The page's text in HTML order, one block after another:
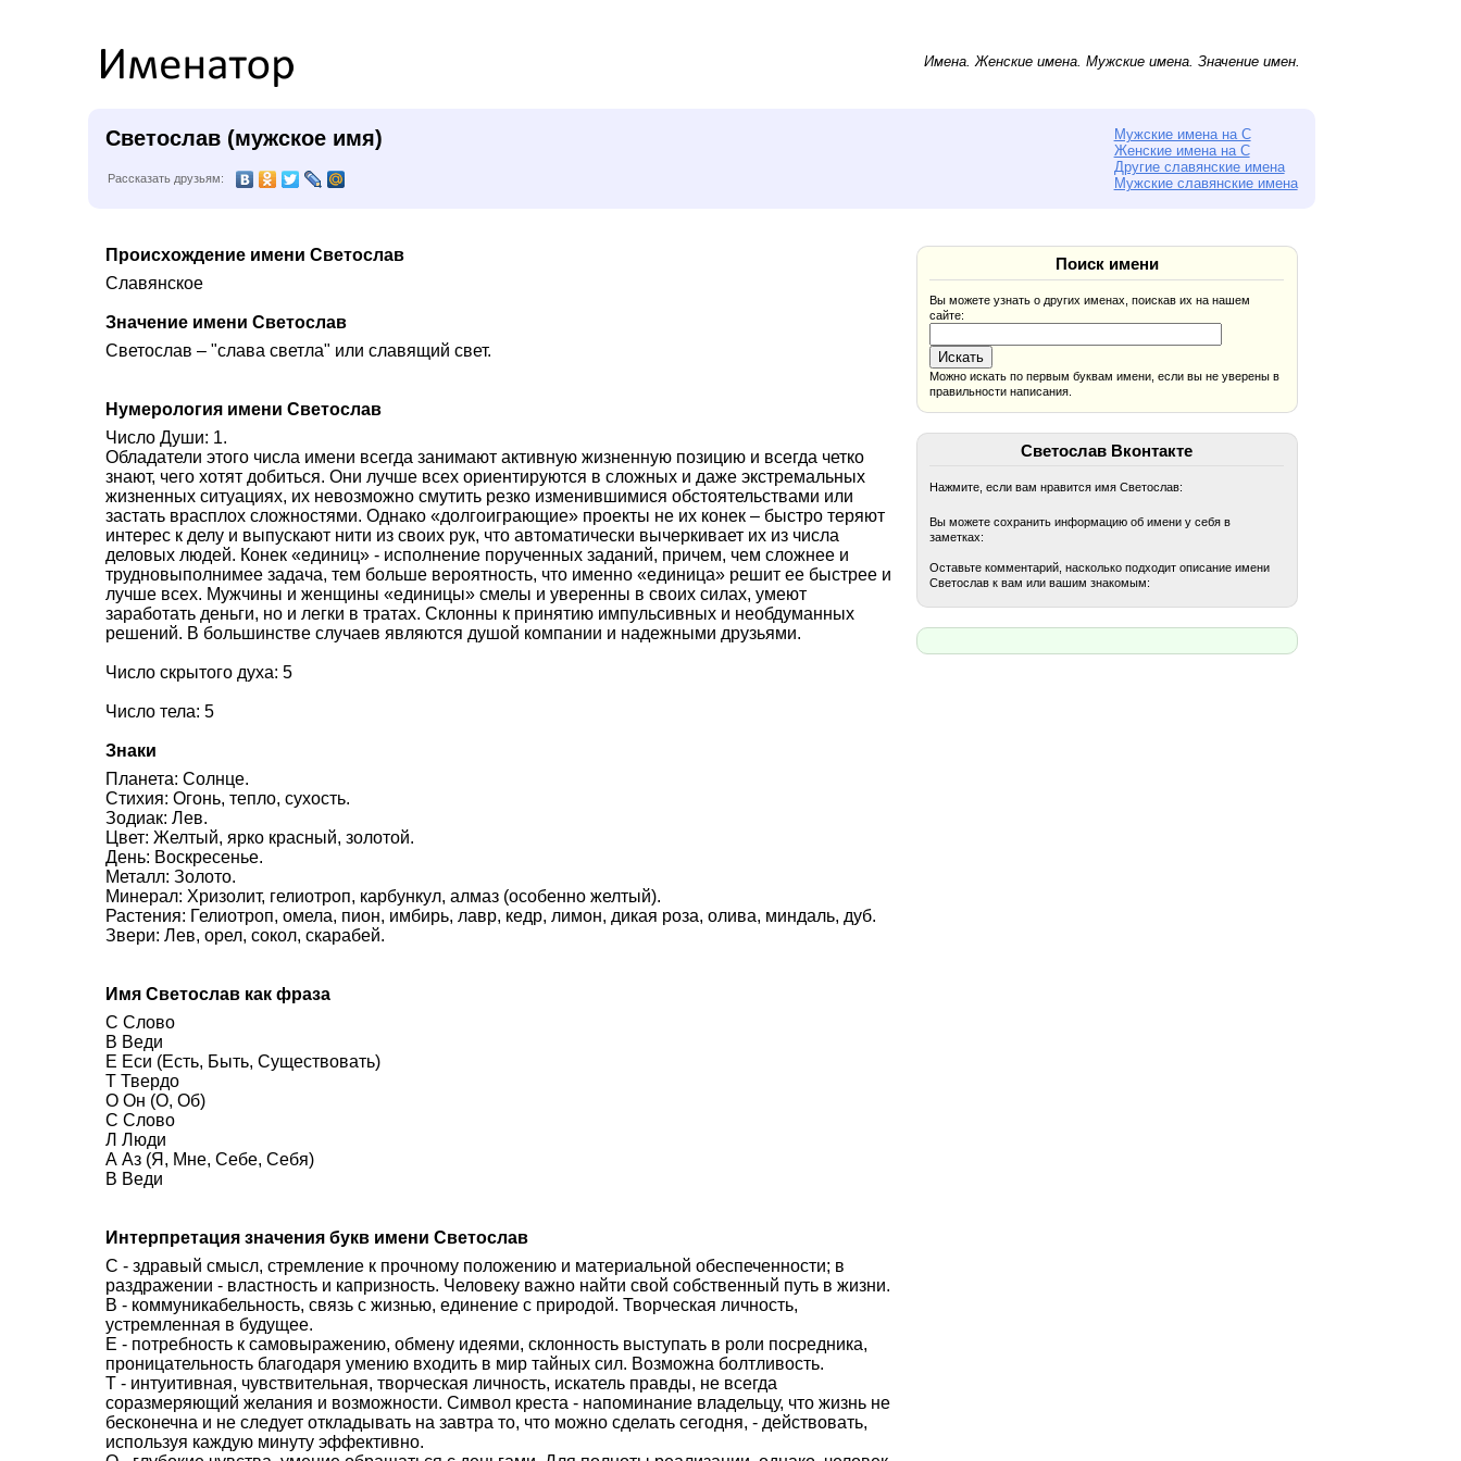
Имена.Женские имена.Мужские имена. Значение имен.
Светослав (мужское имя)
Мужские имена на С
Женские имена на С
Другие славянские имена
Мужские славянские имена
Рассказать друзьям:
Происхождение имени Светослав
Славянское
Значение имени Светослав
Светослав – "слава светла" или славящий свет.
Нумерология имени Светослав
Число Души: 1.
Обладатели этого числа имени всегда занимают активную жизненную позицию и всегда четко
знают, чего хотят добиться. Они лучше всех ориентируются в сложных и даже экстремальных
жизненных ситуациях, их невозможно смутить резко изменившимися обстоятельствами или
застать врасплох сложностями. Однако «долгоиграющие» проекты не их конек – быстро теряют
интерес к делу и выпускают нити из своих рук, что автоматически вычеркивает их из числа
деловых людей. Конек «единиц» - исполнение порученных заданий, причем, чем сложнее и
трудновыполнимее задача, тем больше вероятность, что именно «единица» решит ее быстрее и
лучше всех. Мужчины и женщины «единицы» смелы и уверенны в своих силах, умеют
заработать деньги, но и легки в тратах. Склонны к принятию импульсивных и необдуманных
решений. В большинстве случаев являются душой компании и надежными друзьями.
Число скрытого духа: 5
Число тела: 5
Знаки
Планета: Солнце.
Стихия: Огонь, тепло, сухость.
Зодиак: Лев.
Цвет: Желтый, ярко красный, золотой.
День: Воскресенье.
Металл: Золото.
Минерал: Хризолит, гелиотроп, карбункул, алмаз (особенно желтый).
Растения: Гелиотроп, омела, пион, имбирь, лавр, кедр, лимон, дикая роза, олива, миндаль, дуб.
Звери: Лев, орел, сокол, скарабей.
Имя Светослав как фраза
С Слово
В Веди
Е Еси (Есть, Быть, Существовать)
Т Твердо
О Он (О, Об)
С Слово
Л Люди
А Аз (Я, Мне, Себе, Себя)
В Веди
Интерпретация значения букв имени Светослав
С - здравый смысл, стремление к прочному положению и материальной обеспеченности; в
раздражении - властность и капризность. Человеку важно найти свой собственный путь в жизни.
В - коммуникабельность, связь с жизнью, единение с природой. Творческая личность,
устремленная в будущее.
Е - потребность к самовыражению, обмену идеями, склонность выступать в роли посредника,
проницательность благодаря умению входить в мир тайных сил. Возможна болтливость.
Т - интуитивная, чувствительная, творческая личность, искатель правды, не всегда
соразмеряющий желания и возможности. Символ креста - напоминание владельцу, что жизнь не
бесконечна и не следует откладывать на завтра то, что можно сделать сегодня, - действовать,
используя каждую минуту эффективно.
Поиск имени
Вы можете узнать о других именах, поискав их на нашем
сайте:
Можно искать по первым буквам имени, если вы не уверены в
правильности написания.
Светослав Вконтакте
Нажмите, если вам нравится имя Светослав:
Вы можете сохранить информацию об имени у себя в
заметках:
Оставьте комментарий, насколько подходит описание имени
Светослав к вам или вашим знакомым: